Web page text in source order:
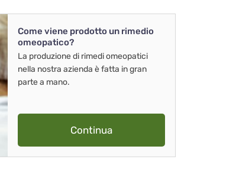
Come viene prodotto un rimedio
omeopatico?
La produzione di rimedi omeopatici
nella nostra azienda è fatta in gran
parte a mano.
Continua